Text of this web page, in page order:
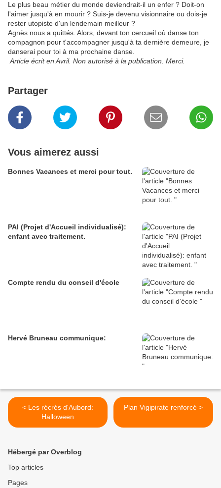
Le plus beau métier du monde deviendrait-il un enfer ? Doit-on
l'aimer jusqu'à en mourir ? Suis-je devenu visionnaire ou dois-je
rester utopiste d'un lendemain meilleur ?
Agnès nous a quittés. Alors, devant ton cercueil où danse ton
compagnon pour t'accompagner jusqu'à ta dernière demeure, je
danserai pour toi à ma prochaine danse.
Article écrit en Avril. Non autorisé à la publication. Merci.
Partager
Vous aimerez aussi
Bonnes Vacances et merci pour tout.
PAI (Projet d'Accueil individualisé):
enfant avec traitement.
Compte rendu du conseil d'école
Hervé Bruneau communique:
< Les récrés d'Aubord:
Halloween
Plan Vigipirate renforcé >
Hébergé par Overblog
Top articles
Pages